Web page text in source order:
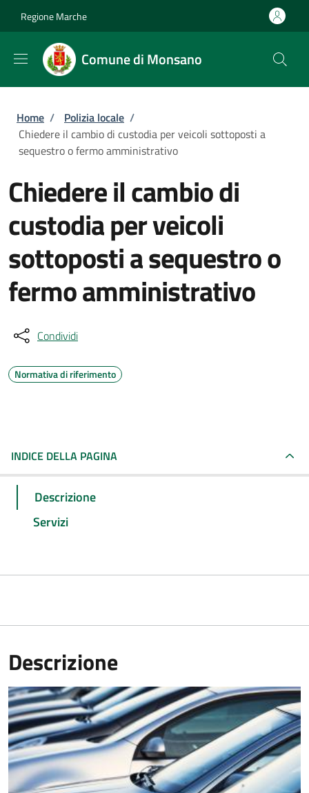
Regione Marche
Comune di Monsano
Briciole di pane
Home / Polizia locale /
Chiedere il cambio di custodia per veicoli sottoposti a
sequestro o fermo amministrativo
Chiedere il cambio di
custodia per veicoli
sottoposti a sequestro o
fermo amministrativo
Condividi
Normativa di riferimento
INDICE DELLA PAGINA
Descrizione
Servizi
Descrizione